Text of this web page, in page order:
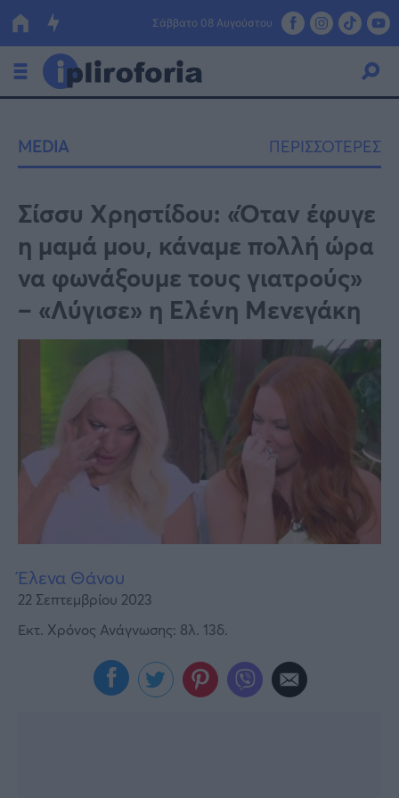
Σάββατο 08 Αυγούστου
Οικονομία
Πολιτική
Τράπεζες
Επιδοτήσεις
Κόσμος
Lifestyle
Αθλητικά
Υγεία
Γυναίκα
Καιρός
MEDIA ΠΕΡΙΣΣΟΤΕΡΕΣ
Σίσσυ Χρηστίδου: «Όταν έφυγε
η μαμά μου, κάναμε πολλή ώρα
να φωνάξουμε τους γιατρούς»
– «Λύγισε» η Ελένη Μενεγάκη
Έλενα Θάνου
22 Σεπτεμβρίου 2023
Εκτ. Χρόνος Ανάγνωσης: 8λ. 13δ.